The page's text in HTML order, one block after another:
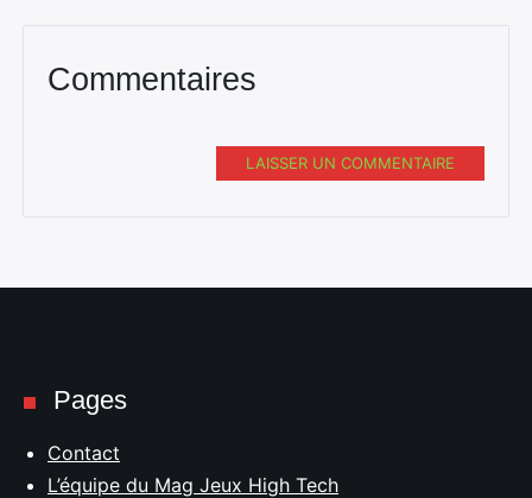
Commentaires
LAISSER UN COMMENTAIRE
Pages
Contact
L’équipe du Mag Jeux High Tech